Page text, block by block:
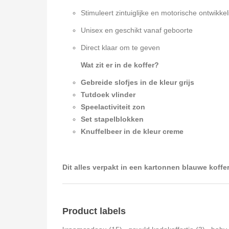
Stimuleert zintuiglijke en motorische
Unisex en geschikt vanaf geboorte
Direct klaar om te geven
Wat zit er in de koffer?
Gebreide slofjes in de kleur grijs
Tutdoek vlinder
Speelactiviteit zon
Set stapelblokken
Knuffelbeer in de kleur creme
Dit alles verpakt in een kartonnen blauwe koffer
Product labels